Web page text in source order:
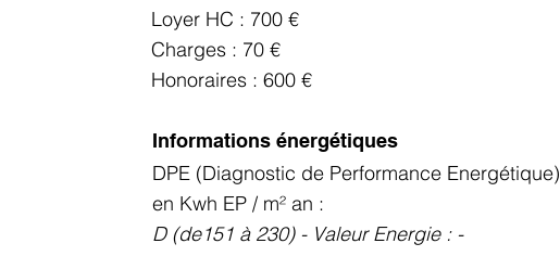
Loyer HC : 700 €
Charges : 70 €
Honoraires : 600 €
Informations énergétiques
DPE (Diagnostic de Performance Energétique)
en Kwh EP / m² an :
D (de151 à 230)- Valeur Energie : -